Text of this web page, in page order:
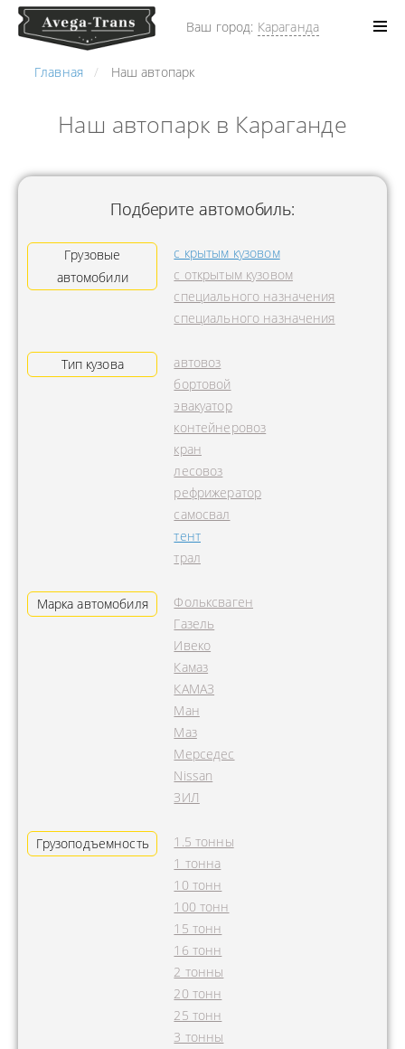
Ваш город: Караганда
Главная Наш автопарк
Наш автопарк в Караганде
Подберите автомобиль:
Грузовые
автомобили
с крытым кузовом
с открытым кузовом
специального назначения
специального назначения
Тип кузова
автовоз
бортовой
эвакуатор
контейнеровоз
кран
лесовоз
рефрижератор
самосвал
тент
трал
Марка автомобиля
Фольксваген
Газель
Ивеко
Камаз
КАМАЗ
Ман
Маз
Мерседес
Nissan
ЗИЛ
Грузоподъемность
1.5 тонны
1 тонна
10 тонн
100 тонн
15 тонн
16 тонн
2 тонны
20 тонн
25 тонн
3 тонны